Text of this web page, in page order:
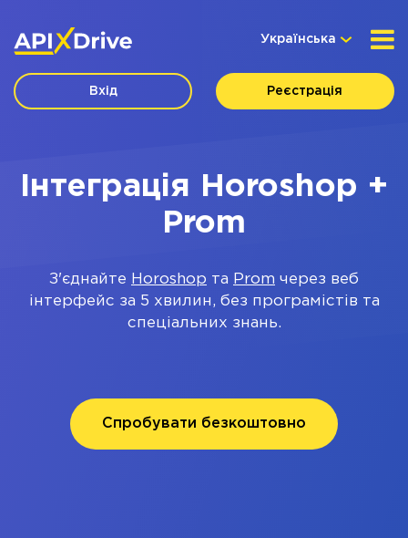
Українська
Вхід Реєстрація
Інтеграція Horoshop +
Prom
З'єднайте Horoshop та Prom через веб
інтерфейс за 5 хвилин, без програмістів та
спеціальних знань.
Спробувати безкоштовно